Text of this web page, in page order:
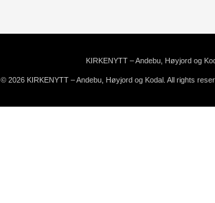
KIRKENYTT – Andebu, Høyjord og
© 2026 KIRKENYTT – Andebu, Høyjord og Kodal. All rights